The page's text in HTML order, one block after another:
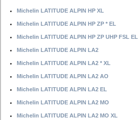
Michelin LATITUDE ALPIN HP XL
Michelin LATITUDE ALPIN HP ZP * EL
Michelin LATITUDE ALPIN HP ZP UHP FSL EL
Michelin LATITUDE ALPIN LA2
Michelin LATITUDE ALPIN LA2 * XL
Michelin LATITUDE ALPIN LA2 AO
Michelin LATITUDE ALPIN LA2 EL
Michelin LATITUDE ALPIN LA2 MO
Michelin LATITUDE ALPIN LA2 MO XL